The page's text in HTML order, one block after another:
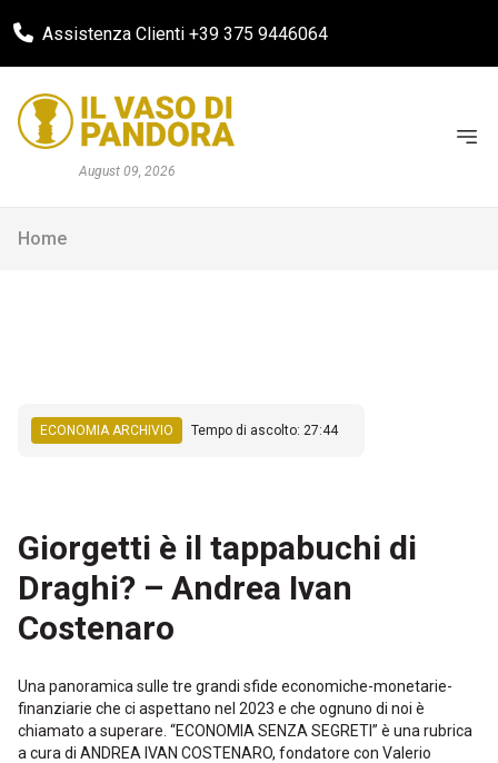
Assistenza Clienti +39 375 9446064
August 09, 2026
Home
ECONOMIA ARCHIVIO Tempo di ascolto: 27:44
Giorgetti è il tappabuchi di
Draghi? – Andrea Ivan
Costenaro
Una panoramica sulle tre grandi sfide economiche-monetarie-
finanziarie che ci aspettano nel 2023 e che ognuno di noi è
chiamato a superare. “ECONOMIA SENZA SEGRETI” è una rubrica
a cura di ANDREA IVAN COSTENARO, fondatore con Valerio